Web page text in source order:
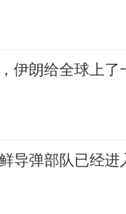
伊朗给全球上了
导弹部队已经进